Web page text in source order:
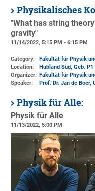
Physikalisches
"What has string
gravity"
11/14/2022, 5:15 PM - 6:15 PM
Category:
Fakultät für Physik
Location:
Hubland Süd, Geb.
Organizer: Fakultät für Physik
Speaker:
Prof. Dr. Jan de
Physik für Alle:
Physik für Alle
11/13/2022, 5:00 PM